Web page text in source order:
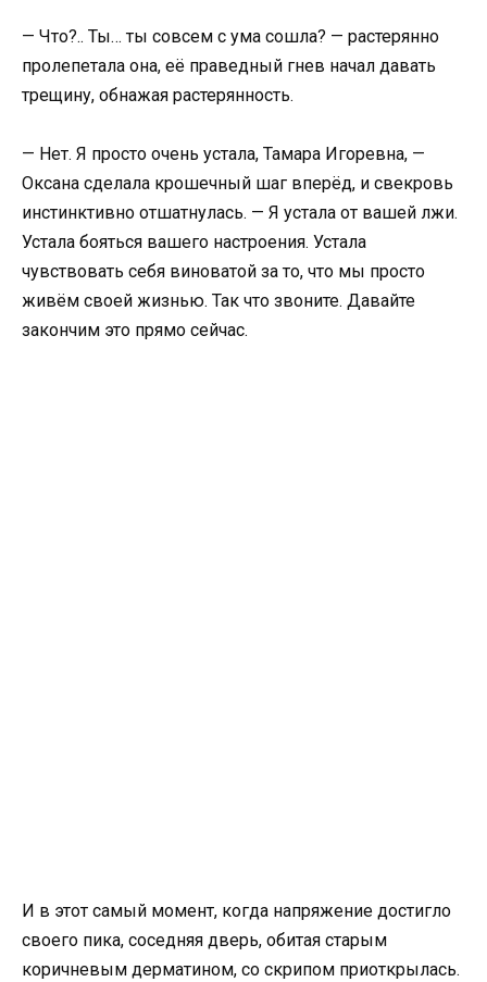
— Что?.. Ты… ты совсем с ума сошла? — растерянно
пролепетала она, её праведный гнев начал давать
трещину, обнажая растерянность.
— Нет. Я просто очень устала, Тамара Игоревна, —
Оксана сделала крошечный шаг вперёд, и свекровь
инстинктивно отшатнулась. — Я устала от вашей лжи.
Устала бояться вашего настроения. Устала
чувствовать себя виноватой за то, что мы просто
живём своей жизнью. Так что звоните. Давайте
закончим это прямо сейчас.
И в этот самый момент, когда напряжение достигло
своего пика, соседняя дверь, обитая старым
коричневым дерматином, со скрипом приоткрылась.